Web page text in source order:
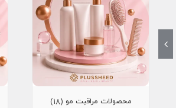
محصولات مراقبت مو (18)